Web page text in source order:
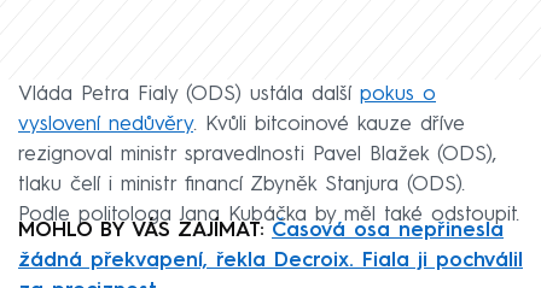
Vláda Petra Fialy (ODS) ustála další pokus o
vyslovení nedůvěry. Kvůli bitcoinové kauze dříve
rezignoval ministr spravedlnosti Pavel Blažek (ODS),
tlaku čelí i ministr financí Zbyněk Stanjura (ODS).
Podle politologa Jana Kubáčka by měl také odstoupit.
MOHLO BY VÁS ZAJÍMAT: Časová osa nepřinesla
žádná překvapení, řekla Decroix. Fiala ji pochválil